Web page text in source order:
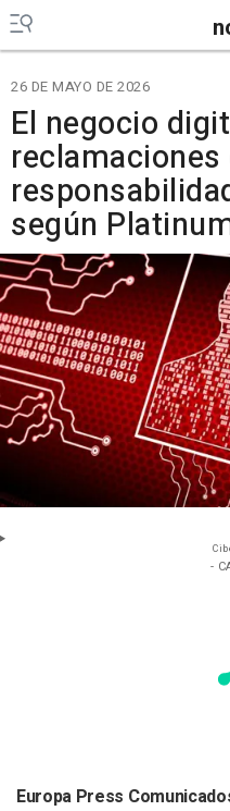
26 DE MAYO DE 2026
El negocio
reclamaciones
según
-
Europa Press